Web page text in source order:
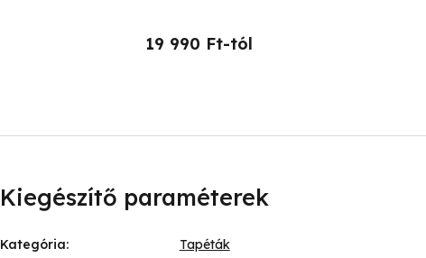
19 990 Ft-tól
Kiegészítő paraméterek
Kategória:
Tapéták